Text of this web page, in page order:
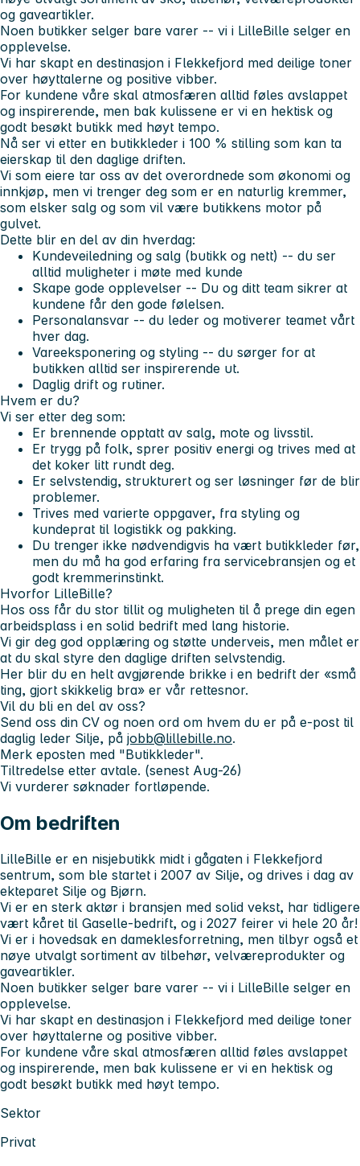
og gaveartikler.
Noen butikker selger bare varer -- vi i LilleBille selger en
opplevelse.
Vi har skapt en destinasjon i Flekkefjord med deilige toner
over høyttalerne og positive vibber.
For kundene våre skal atmosfæren alltid føles avslappet
og inspirerende, men bak kulissene er vi en hektisk og
godt besøkt butikk med høyt tempo.
Nå ser vi etter en butikkleder i 100 % stilling som kan ta
eierskap til den daglige driften.
Vi som eiere tar oss av det overordnede som økonomi og
innkjøp, men vi trenger deg som er en naturlig kremmer,
som elsker salg og som vil være butikkens motor på
gulvet.
Dette blir en del av din hverdag:
Kundeveiledning og salg (butikk og nett) -- du ser
alltid muligheter i møte med kunde
Skape gode opplevelser -- Du og ditt team sikrer at
kundene får den gode følelsen.
Personalansvar -- du leder og motiverer teamet vårt
hver dag.
Vareeksponering og styling -- du sørger for at
butikken alltid ser inspirerende ut.
Daglig drift og rutiner.
Hvem er du?
Vi ser etter deg som:
Er brennende opptatt av salg, mote og livsstil.
Er trygg på folk, sprer positiv energi og trives med at
det koker litt rundt deg.
Er selvstendig, strukturert og ser løsninger før de blir
problemer.
Trives med varierte oppgaver, fra styling og
kundeprat til logistikk og pakking.
Du trenger ikke nødvendigvis ha vært butikkleder før,
men du må ha god erfaring fra servicebransjen og et
godt kremmerinstinkt.
Hvorfor LilleBille?
Hos oss får du stor tillit og muligheten til å prege din egen
arbeidsplass i en solid bedrift med lang historie.
Vi gir deg god opplæring og støtte underveis, men målet er
at du skal styre den daglige driften selvstendig.
Her blir du en helt avgjørende brikke i en bedrift der «små
ting, gjort skikkelig bra» er vår rettesnor.
Vil du bli en del av oss?
Send oss din CV og noen ord om hvem du er på e-post til
daglig leder Silje, på jobb@lillebille.no.
Merk eposten med "Butikkleder".
Tiltredelse etter avtale. (senest Aug-26)
Vi vurderer søknader fortløpende.
Om bedriften
LilleBille er en nisjebutikk midt i gågaten i Flekkefjord
sentrum, som ble startet i 2007 av Silje, og drives i dag av
ekteparet Silje og Bjørn.
Vi er en sterk aktør i bransjen med solid vekst, har tidligere
vært kåret til Gaselle-bedrift, og i 2027 feirer vi hele 20 år!
Vi er i hovedsak en dameklesforretning, men tilbyr også et
nøye utvalgt sortiment av tilbehør, velværeprodukter og
gaveartikler.
Noen butikker selger bare varer -- vi i LilleBille selger en
opplevelse.
Vi har skapt en destinasjon i Flekkefjord med deilige toner
over høyttalerne og positive vibber.
For kundene våre skal atmosfæren alltid føles avslappet
og inspirerende, men bak kulissene er vi en hektisk og
godt besøkt butikk med høyt tempo.
Sektor
Privat